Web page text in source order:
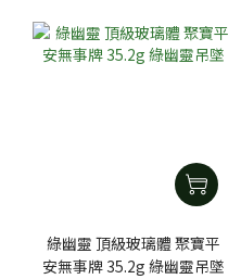
綠幽靈 頂級玻璃體 聚寶平
安無事牌 35.2g 綠幽靈吊墜